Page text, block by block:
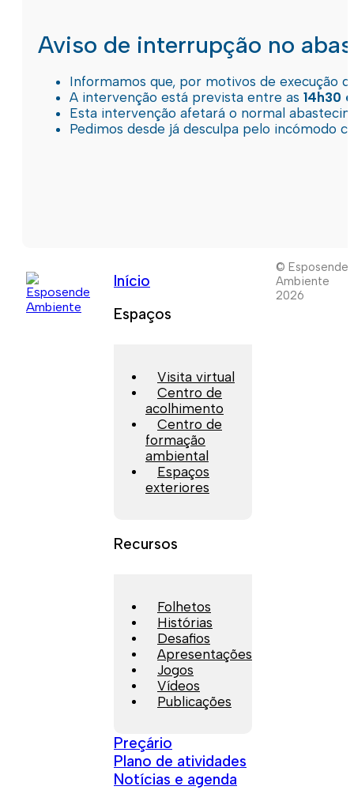
Aviso de interrupção no
Informamos que, por motivos de execução
A intervenção está prevista entre as 14h30
Esta intervenção afetará o normal
Pedimos desde já desculpa pelo incómodo
Início
Espaços
Visita virtual
Centro de
acolhimento
Centro de
formação
ambiental
Espaços
exteriores
Recursos
Folhetos
Histórias
Desafios
Apresentações
Jogos
Vídeos
Publicações
Preçário
Plano de atividades
Notícias e agenda
© Esposende
Ambiente
2026